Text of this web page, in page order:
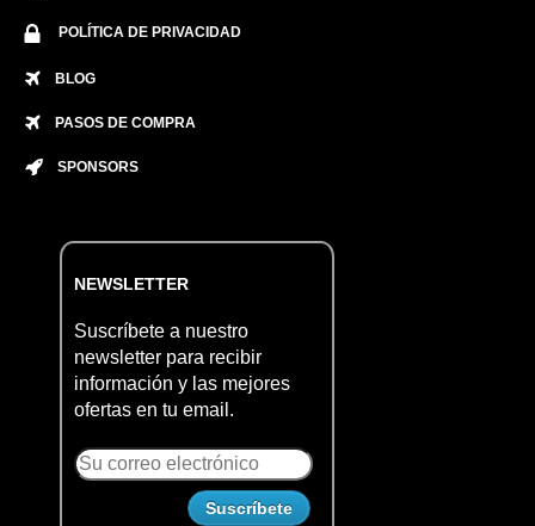
POLÍTICA DE PRIVACIDAD
BLOG
PASOS DE COMPRA
SPONSORS
NEWSLETTER
Suscríbete a nuestro
newsletter para recibir
información y las mejores
ofertas en tu email.